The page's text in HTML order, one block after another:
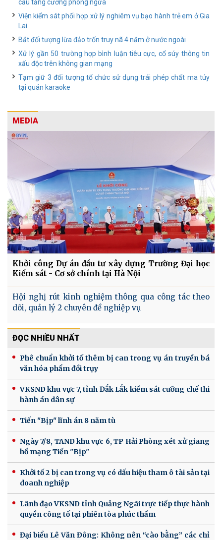
cầu tăng cường phòng ngừa
Viện kiểm sát phối hợp xử lý nghiêm vụ bạo hành trẻ em ở Gia
Lai
Bắt đối tượng lừa đảo trốn truy nã 4 năm ở nước ngoài
Xử lý gần 50 trường hợp bình luận tiêu cực, cổ súy thông tin
xấu độc trên không gian mạng
Tạm giữ 3 đối tượng tổ chức sử dụng trái phép chất ma túy
tại quán karaoke
MEDIA
Khởi công Dự án đầu tư xây dựng Trường Đại học
Kiểm sát - Cơ sở chính tại Hà Nội
Hội nghị rút kinh nghiệm thông qua công tác theo
dõi, quản lý 2 chuyên đề nghiệp vụ
ĐỌC NHIỀU NHẤT
Phê chuẩn khởi tố thêm bị can trong vụ án truyền bá
văn hóa phẩm đồi trụy
VKSND khu vực 7, tỉnh Đắk Lắk kiểm sát cưỡng chế thi
hành án dân sự
Tiến "Bịp" lĩnh án 8 năm tù
Ngày 7/8, TAND khu vực 6, TP Hải Phòng xét xử giang
hồ mạng Tiến "Bịp"
Khởi tố 2 bị can trong vụ có dấu hiệu tham ô tài sản tại
doanh nghiệp
Lãnh đạo VKSND tỉnh Quảng Ngãi trực tiếp thực hành
quyền công tố tại phiên tòa phúc thẩm
Đại biểu Lê Văn Đông: Không nên “cào bằng” các chỉ